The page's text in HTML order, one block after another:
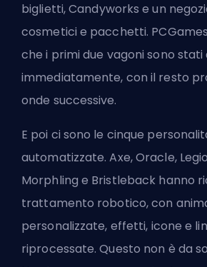
biglietti, Candyworks e un
cosmetici e pacchetti.
che i primi due vagoni sono
immediatamente, con il resto
onde successive.
E poi ci sono le cinque
automatizzate. Axe, Oracle,
Morphling e Bristleback hanno
trattamento robotico, con
personalizzate, effetti, icone e
riprocessate. Questo non è da